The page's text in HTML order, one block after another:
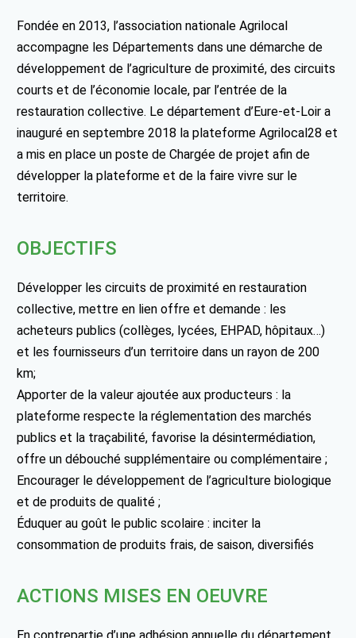
Fondée en 2013, l’association nationale Agrilocal
accompagne les Départements dans une démarche de
développement de l’agriculture de proximité, des circuits
courts et de l’économie locale, par l’entrée de la
restauration collective. Le département d’Eure-et-Loir a
inauguré en septembre 2018 la plateforme Agrilocal28 et
a mis en place un poste de Chargée de projet afin de
développer la plateforme et de la faire vivre sur le
territoire.
OBJECTIFS
Développer les circuits de proximité en restauration
collective, mettre en lien offre et demande : les
acheteurs publics (collèges, lycées, EHPAD, hôpitaux…)
et les fournisseurs d’un territoire dans un rayon de 200
km;
Apporter de la valeur ajoutée aux producteurs : la
plateforme respecte la réglementation des marchés
publics et la traçabilité, favorise la désintermédiation,
offre un débouché supplémentaire ou complémentaire ;
Encourager le développement de l’agriculture biologique
et de produits de qualité ;
Éduquer au goût le public scolaire : inciter la
consommation de produits frais, de saison, diversifiés
ACTIONS MISES EN OEUVRE